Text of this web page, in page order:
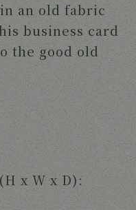
an old fabric
business card
the good old
x W x D):